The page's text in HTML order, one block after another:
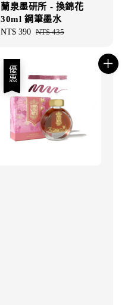
蘭泉墨研所 - 換錦花
30ml 鋼筆墨水
Sale
NT$ 390 Regular
NT$ 435
優惠